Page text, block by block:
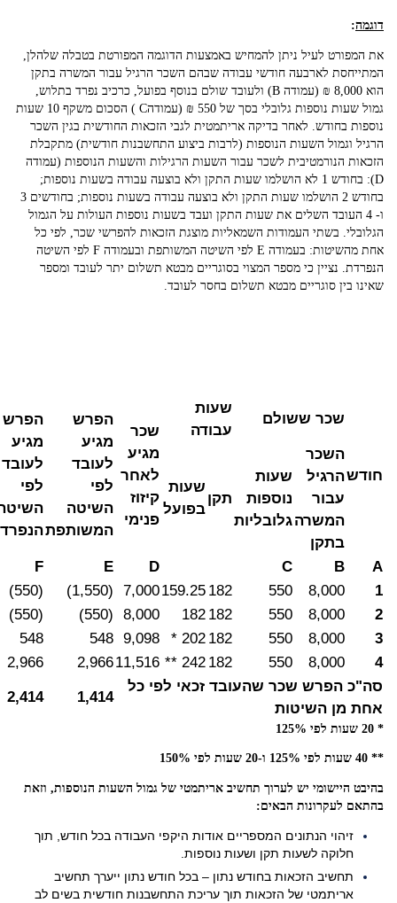
דוגמה:
את המפורט לעיל ניתן להמחיש באמצעות הדוגמה המפורטת בטבלה שלהלן,
המתייחסת לארבעה חודשי עבודה שבהם השכר הרגיל עבור המשרה בתקן
הוא 8,000 ₪ (עמודה B) ולעובד שולם בנוסף בפועל, כרכיב נפרד בתלוש,
גמול שעות נוספות גלובלי בסך של 550 ₪ (עמודהC ) הסכום משקף 10 שעות
נוספות בחודש. לאחר בדיקה אריתמטית לגבי הזכאות החודשית בגין השכר
הרגיל וגמול השעות הנוספות (לרבות ביצוע התחשבנות חודשית) מתקבלת
הזכאות הנורמטיבית לשכר עבור השעות הרגילות והשעות הנוספות (עמודה
D): בחודש 1 לא הושלמו שעות התקן ולא בוצעה עבודה בשעות נוספות;
בחודש 2 הושלמו שעות התקן ולא בוצעה עבודה בשעות נוספות; בחודשים 3
ו- 4 העובד השלים את שעות התקן ועבד בשעות נוספות העולות על הגמול
הגלובלי. בשתי העמודות השמאליות מוצגת הזכאות להפרשי שכר, לפי כל
אחת מהשיטות: בעמודה E לפי השיטה המשותפת ובעמודה F לפי השיטה
הנפרדת. נציין כי מספר המצוי בסוגריים מבטא תשלום יתר לעובד ומספר
שאינו בין סוגריים מבטא תשלום בחסר לעובד.
חודש
שכר ששולם
שעות
עבודה
שכר
מגיע
לאחר
קיזוז
פנימי
הפרש
מגיע
לעובד
לפי
השיטה
המשותפת
הפרש
מגיע
לעובד
לפי
השכר
הרגיל
עבור
המשרה
בתקן
שעות
נוספות
גלובליות
תקן
שעות
בפועל
A
B
C
D
E
F
1
8,000
550
182
159.25
7,000
(1,550)
(550)
2
8,000
550
182
182
8,000
(550)
(550)
3
8,000
550
182
202 *
9,098
548
548
4
8,000
550
182
242 **
11,516
2,966
2,966
סה"כ הפרש שכר שהעובד זכאי לפי כל
אחת מן השיטות
1,414
2,414
* 20 שעות לפי 125%
** 40 שעות לפי 125% ו-20 שעות לפי 150%
בהיבט היישומי יש לערוך תחשיב אריתמטי של גמול השעות הנוספות, וזאת
בהתאם לעקרונות הבאים:
זיהוי הנתונים המספריים אודות היקפי העבודה בכל חודש, תוך
חלוקה לשעות תקן ושעות נוספות.
תחשיב הזכאות בחודש נתון – בכל חודש נתון ייערך תחשיב
אריתמטי של הזכאות תוך עריכת התחשבנות חודשית בשים לב